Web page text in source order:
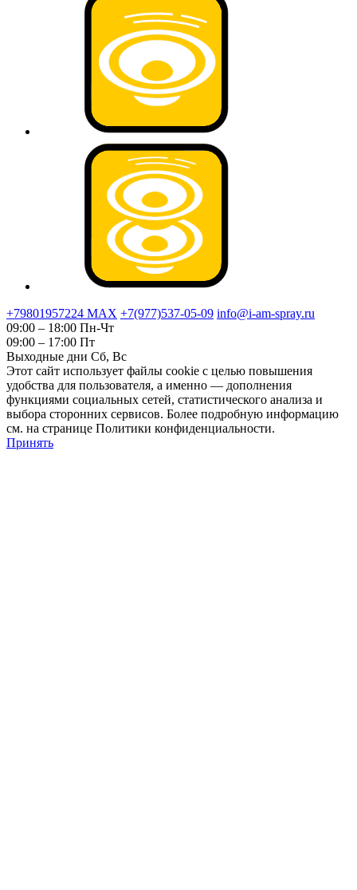
+79801957224 МАХ +7(977)537-05-09 info@i-am-spray.ru
09:00 – 18:00 Пн-Чт
09:00 – 17:00 Пт
Выходные дни Сб, Вс
Этот сайт использует файлы cookie с целью повышения
удобства для пользователя, а именно — дополнения
функциями социальных сетей, статистического анализа и
выбора сторонних сервисов. Более подробную информацию
см. на странице Политики конфиденциальности.
Принять